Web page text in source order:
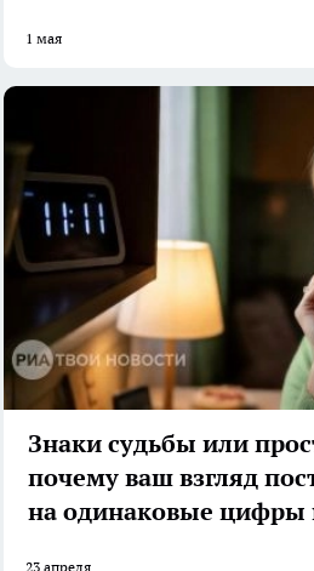
1 мая
Знаки судьбы или
почему ваш взгляд
на одинаковые цифры
23 апреля